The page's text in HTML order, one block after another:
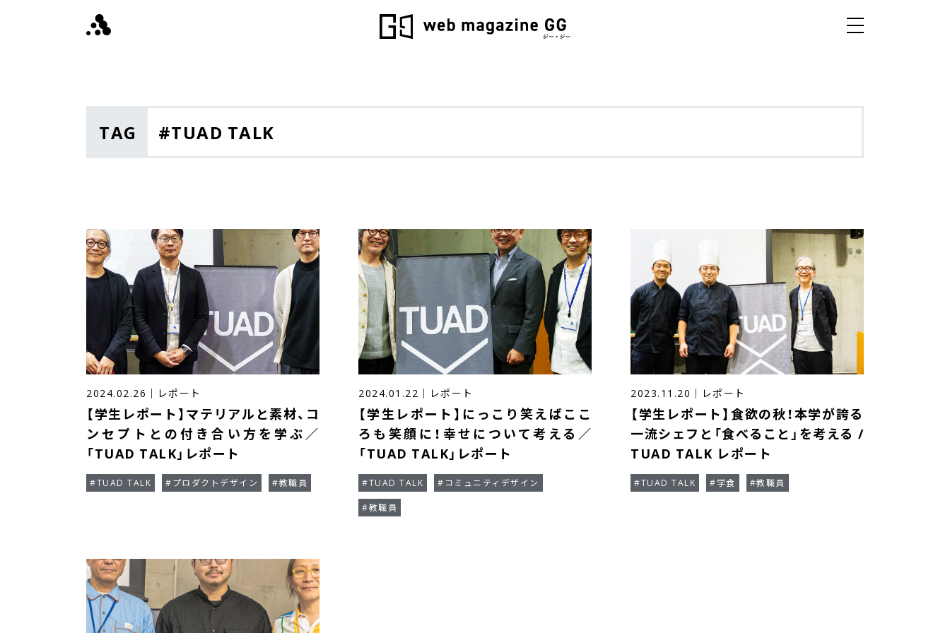
TAG #TUAD TALK
2024.02.26 ｜ レポート
【学生レポート】マテリアルと素材、コ
ンセプトとの付き合い方を学ぶ／
「TUAD TALK」レポート
#TUAD TALK #プロダクトデザイン #教職員
2024.01.22 ｜ レポート
【学生レポート】にっこり笑えばここ
ろも笑顔に！幸せについて考える／
「TUAD TALK」レポート
#TUAD TALK
#コミュニティデザイン
#教職員
2023.11.20 ｜ レポート
【学生レポート】食欲の秋！本学が誇る
一流シェフと「食べること」を考える /
TUAD TALK レポート
#TUAD TALK #学食 #教職員